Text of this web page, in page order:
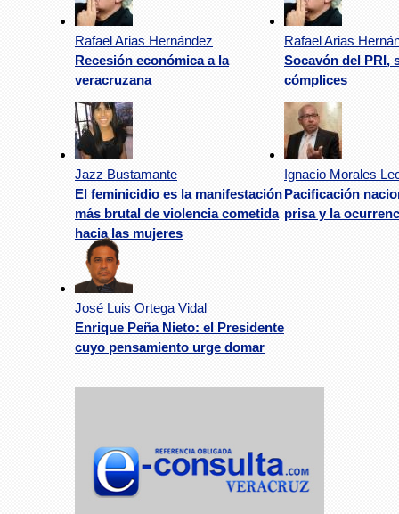
Rafael Arias Hernández
Recesión económica a la
veracruzana
Rafael Arias
Socavón del PRI,
cómplices
Jazz Bustamante
El feminicidio es la manifestación
más brutal de violencia cometida
hacia las mujeres
Ignacio Morales
Pacificación
prisa y la
José Luis Ortega Vidal
Enrique Peña Nieto: el Presidente
cuyo pensamiento urge domar